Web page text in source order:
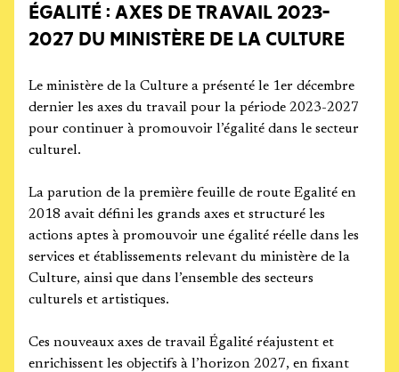
ÉGALITÉ : AXES DE TRAVAIL 2023-
2027 DU MINISTÈRE DE LA CULTURE
Le ministère de la Culture a présenté le 1er décembre
dernier les axes du travail pour la période 2023-2027
pour continuer à promouvoir l’égalité dans le secteur
culturel.
La parution de la première feuille de route Egalité en
2018 avait défini les grands axes et structuré les
actions aptes à promouvoir une égalité réelle dans les
services et établissements relevant du ministère de la
Culture, ainsi que dans l’ensemble des secteurs
culturels et artistiques.
Ces nouveaux axes de travail Égalité réajustent et
enrichissent les objectifs à l’horizon 2027, en fixant